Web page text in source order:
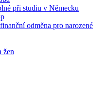
při studiu v Německu
odměna pro narozené
žen